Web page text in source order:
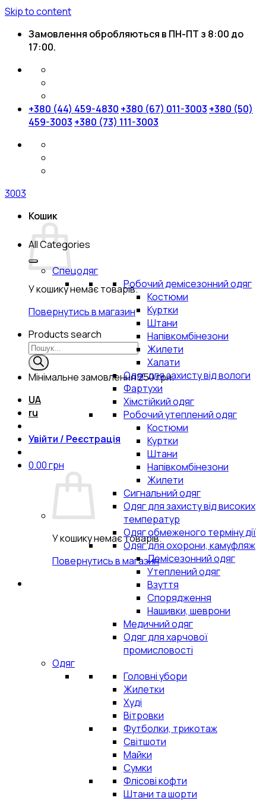
Skip to content
Замовлення обробляються в ПН-ПТ з 8:00 до
17:00.
+380 (44) 459-4830 +380 (67) 011-3003 +380 (50)
459-3003 +380 (73) 111-3003
3003
Кошик
У кошику немає товарів.
Повернутись в магазин
Products search
Мінімальне замовлення250 грн.
UA
ru
Увійти / Реєстрація
0.00грн
У кошику немає товарів.
Повернутись в магазин
All Categories
Спецодяг
Робочий демісезонний одяг
Костюми
Куртки
Штани
Напівкомбінезони
Жилети
Халати
Одяг для захисту від вологи
Фартухи
Хімстійкий одяг
Робочий утеплений одяг
Костюми
Куртки
Штани
Напівкомбінезони
Жилети
Сигнальний одяг
Одяг для захисту від високих
температур
Одяг обмеженого терміну дії
Одяг для охорони, камуфляж
Демісезонний одяг
Утеплений одяг
Взуття
Спорядження
Нашивки, шеврони
Медичний одяг
Одяг для харчової
промисловості
Одяг
Головні убори
Жилетки
Худі
Вітровки
Футболки, трикотаж
Світшоти
Майки
Сумки
Флісові кофти
Штани та шорти